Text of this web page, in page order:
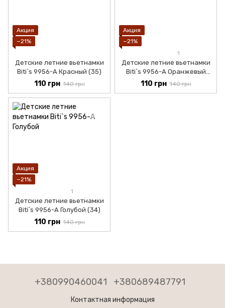
Акция
−21%
Детские летние вьетнамки
Biti`s 9956-А Красный (35)
110 грн 140 грн
Акция
−21%
1
Детские летние вьетнамки
Biti`s 9956-А Оранжевый
(35)
110 грн 140 грн
Акция
−21%
1
Детские летние вьетнамки
Biti`s 9956-А Голубой (34)
110 грн 140 грн
+380990460041 +380689487791
Контактная информация